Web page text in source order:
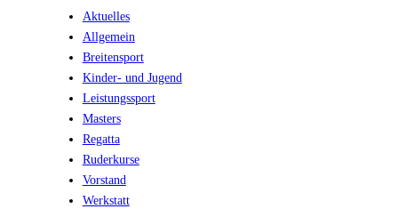
Aktuelles
Allgemein
Breitensport
Kinder- und Jugend
Leistungssport
Masters
Regatta
Ruderkurse
Vorstand
Werkstatt